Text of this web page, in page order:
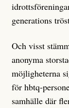
generations
Och visst
anonyma
möjligheterna
för hbtq-
samhälle där